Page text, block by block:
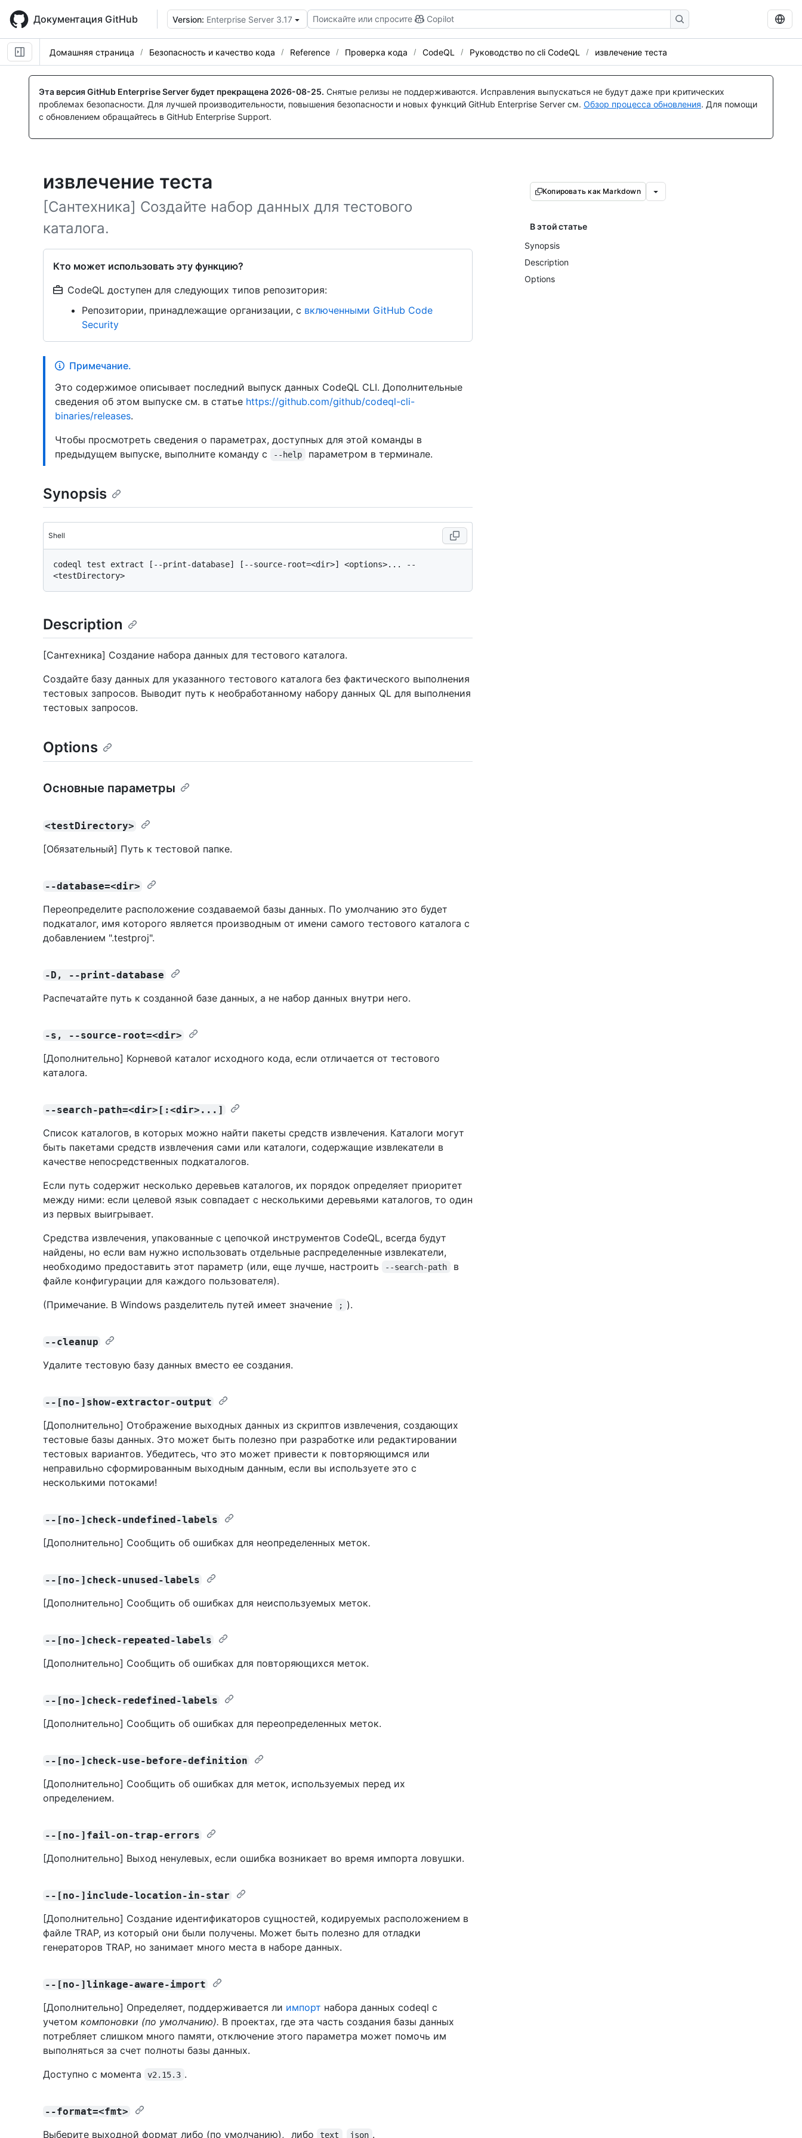
main
content
Документация GitHub Version: Enterprise Server 3.17 Поискайте или спросите Copilot
Домашняя страница Безопасность и качество кода Reference Проверка кода CodeQL Руководство по cli CodeQL извлечение теста
Эта версия GitHub Enterprise Server будет прекращена 2026-08-25. Снятые релизы не поддерживаются. Исправления выпускаться не будут даже при критических
проблемах безопасности. Для лучшей производительности, повышения безопасности и новых функций GitHub Enterprise Server см. Обзор процесса обновления. Для помощи
с обновлением обращайтесь в GitHub Enterprise Support.
извлечение теста
[Сантехника] Создайте набор данных для тестового
каталога.
Кто может использовать эту функцию?
CodeQL доступен для следующих типов репозитория:
Репозитории, принадлежащие организации, с включенными GitHub Code
Security
Копировать как Markdown
В этой статье
Synopsis
Description
Options
Примечание.
Это содержимое описывает последний выпуск данных CodeQL CLI. Дополнительные
сведения об этом выпуске см. в статье https://github.com/github/codeql-cli-
binaries/releases.
Чтобы просмотреть сведения о параметрах, доступных для этой команды в
предыдущем выпуске, выполните команду с
--help параметром в терминале.
Synopsis
Shell
codeql test extract [--print-database] [--source-root=<dir>] <options>... --
Description
[Сантехника] Создание набора данных для тестового каталога.
Создайте базу данных для указанного тестового каталога без фактического выполнения
тестовых запросов. Выводит путь к необработанному набору данных QL для выполнения
тестовых запросов.
Options
Основные параметры
<testDirectory>
[Обязательный] Путь к тестовой папке.
--database=<dir>
Переопределите расположение создаваемой базы данных. По умолчанию это будет
подкаталог, имя которого является производным от имени самого тестового каталога с
добавлением ".testproj".
-D, --print-database
Распечатайте путь к созданной базе данных, а не набор данных внутри него.
-s, --source-root=<dir>
[Дополнительно] Корневой каталог исходного кода, если отличается от тестового
каталога.
--search-path=<dir>[:<dir>...]
Список каталогов, в которых можно найти пакеты средств извлечения. Каталоги могут
быть пакетами средств извлечения сами или каталоги, содержащие извлекатели в
качестве непосредственных подкаталогов.
Если путь содержит несколько деревьев каталогов, их порядок определяет приоритет
между ними: если целевой язык совпадает с несколькими деревьями каталогов, то один
из первых выигрывает.
Средства извлечения, упакованные с цепочкой инструментов CodeQL, всегда будут
найдены, но если вам нужно использовать отдельные распределенные извлекатели,
необходимо предоставить этот параметр (или, еще лучше, настроить
--search-path
в
файле конфигурации для каждого пользователя).
(Примечание. В Windows разделитель путей имеет значение
; ).
--cleanup
Удалите тестовую базу данных вместо ее создания.
--[no-]show-extractor-output
[Дополнительно] Отображение выходных данных из скриптов извлечения, создающих
тестовые базы данных. Это может быть полезно при разработке или редактировании
тестовых вариантов. Убедитесь, что это может привести к повторяющимся или
неправильно сформированным выходным данным, если вы используете это с
несколькими потоками!
--[no-]check-undefined-labels
[Дополнительно] Сообщить об ошибках для неопределенных меток.
--[no-]check-unused-labels
[Дополнительно] Сообщить об ошибках для неиспользуемых меток.
--[no-]check-repeated-labels
[Дополнительно] Сообщить об ошибках для повторяющихся меток.
--[no-]check-redefined-labels
[Дополнительно] Сообщить об ошибках для переопределенных меток.
--[no-]check-use-before-definition
[Дополнительно] Сообщить об ошибках для меток, используемых перед их
определением.
--[no-]fail-on-trap-errors
[Дополнительно] Выход ненулевых, если ошибка возникает во время импорта ловушки.
--[no-]include-location-in-star
[Дополнительно] Создание идентификаторов сущностей, кодируемых расположением в
файле TRAP, из который они были получены. Может быть полезно для отладки
генераторов TRAP, но занимает много места в наборе данных.
--[no-]linkage-aware-import
[Дополнительно] Определяет, поддерживается ли импорт набора данных codeql с
учетом компоновки (по умолчанию). В проектах, где эта часть создания базы данных
потребляет слишком много памяти, отключение этого параметра может помочь им
выполняться за счет полноты базы данных.
Доступно с момента
v2.15.3 .
--format=<fmt>
Выберите выходной формат либо (по умолчанию),_ либо text json .